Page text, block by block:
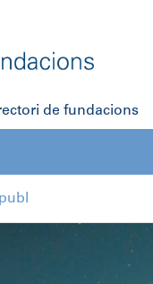
de fundacions